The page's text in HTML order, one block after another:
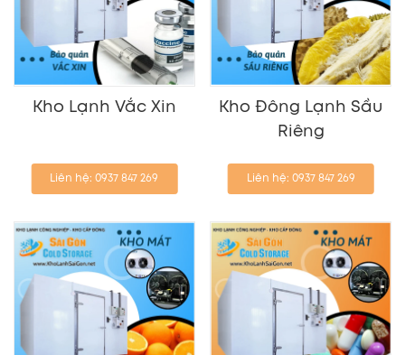
Kho Lạnh Vắc Xin
Liên hệ: 0937 847 269
Kho Đông Lạnh Sầu
Riêng
Liên hệ: 0937 847 269